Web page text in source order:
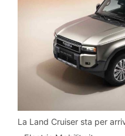
La Land Cruiser sta per